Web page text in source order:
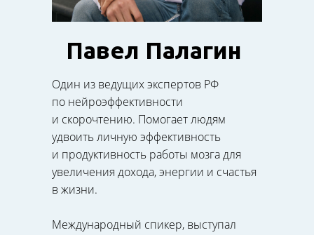
Павел Палагин
Один из ведущих экспертов РФ
по нейроэффективности
и скорочтению. Помогает людям
удвоить личную эффективность
и продуктивность работы мозга для
увеличения дохода, энергии и счастья
в жизни.
Международный спикер, выступал